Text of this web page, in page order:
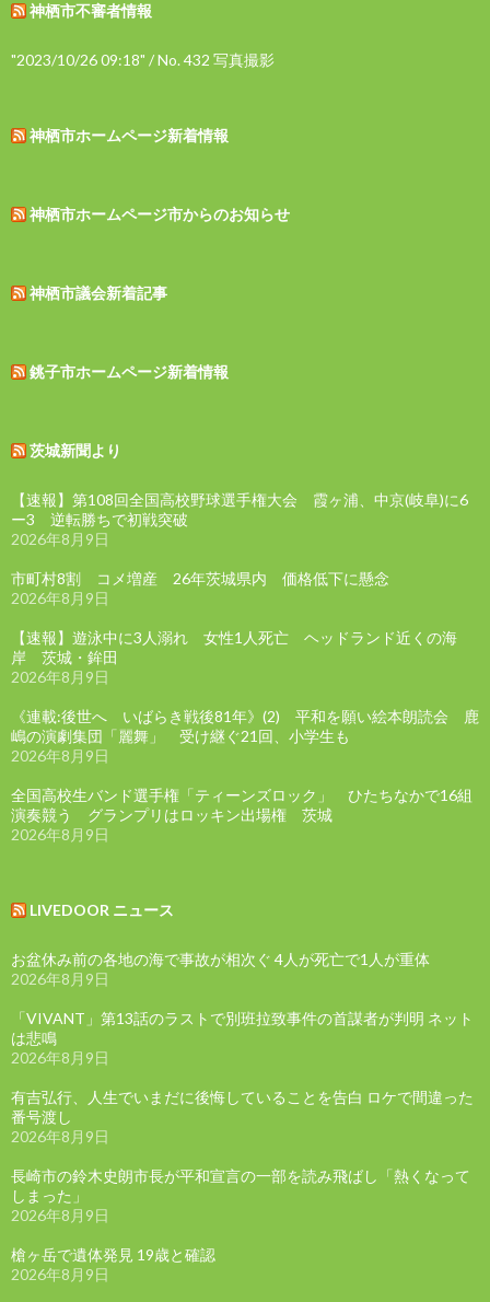
神栖市不審者情報
"2023/10/26 09:18" / No. 432 写真撮影
神栖市ホームページ新着情報
神栖市ホームページ市からのお知らせ
神栖市議会新着記事
銚子市ホームページ新着情報
茨城新聞より
【速報】第108回全国高校野球選手権大会 霞ヶ浦、中京(岐阜)に6
ー3 逆転勝ちで初戦突破
2026年8月9日
市町村8割 コメ増産 26年茨城県内 価格低下に懸念
2026年8月9日
【速報】遊泳中に3人溺れ 女性1人死亡 ヘッドランド近くの海
岸 茨城・鉾田
2026年8月9日
《連載:後世へ いばらき戦後81年》(2) 平和を願い絵本朗読会 鹿
嶋の演劇集団「麗舞」 受け継ぐ21回、小学生も
2026年8月9日
全国高校生バンド選手権「ティーンズロック」 ひたちなかで16組
演奏競う グランプリはロッキン出場権 茨城
2026年8月9日
LIVEDOOR ニュース
お盆休み前の各地の海で事故が相次ぐ 4人が死亡で1人が重体
2026年8月9日
「VIVANT」第13話のラストで別班拉致事件の首謀者が判明 ネット
は悲鳴
2026年8月9日
有吉弘行、人生でいまだに後悔していることを告白 ロケで間違った
番号渡し
2026年8月9日
長崎市の鈴木史朗市長が平和宣言の一部を読み飛ばし「熱くなって
しまった」
2026年8月9日
槍ヶ岳で遺体発見 19歳と確認
2026年8月9日